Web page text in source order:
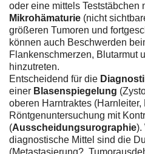
oder eine mittels Teststäbchen
Mikrohämaturie (nicht
größeren Tumoren und
können auch Beschwerden
Flankenschmerzen, Blutarmut
hinzutreten.
Entscheidend für die
einer Blasenspiegelung
oberen Harntraktes
Röntgenuntersuchung mit
(Ausscheidungsurographie).
diagnostische Mittel sind die
(Metastasierung?,